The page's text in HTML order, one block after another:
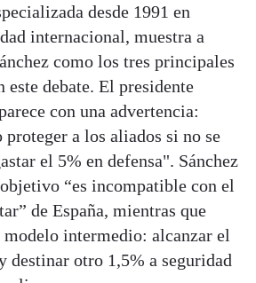
desde 1991 en
internacional, muestra a
como los tres principales
este debate. El presidente
con una advertencia:
proteger a los aliados si no se
el 5% en defensa". Sánchez
“es incompatible con el
de España, mientras que
intermedio: alcanzar el
destinar otro 1,5% a seguridad